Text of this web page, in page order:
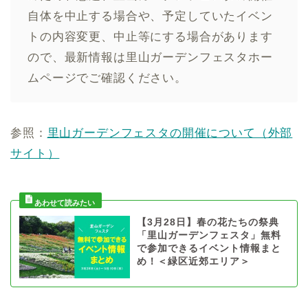
自体を中止する場合や、予定していたイベン
トの内容変更、中止等にする場合があります
ので、最新情報は里山ガーデンフェスタホー
ムページでご確認ください。
参照： 里山ガーデンフェスタの開催について（外部
サイト）
【3月28日】春の花たちの祭典
「里山ガーデンフェスタ」無料
で参加できるイベント情報まと
め！＜緑区近郊エリア＞